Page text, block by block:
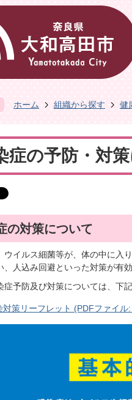
ホーム 組織から探す 健
症の予防・対
の対策について
ウイルス細菌等が、体の中に入
、人込み回避といった対策が有効
症予防及び対策については、下
対策リーフレット (PDFファイル